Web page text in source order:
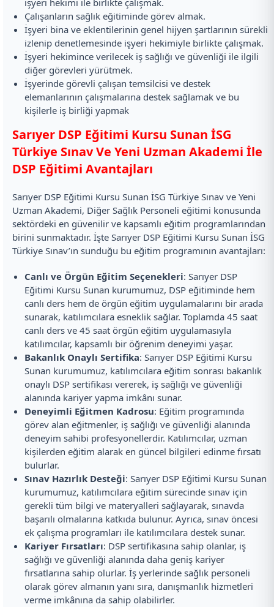
işyeri hekimi ile birlikte çalışmak.
Çalışanların sağlık eğitiminde görev almak.
İşyeri bina ve eklentilerinin genel hijyen şartlarının sürekli
izlenip denetlemesinde işyeri hekimiyle birlikte çalışmak.
İşyeri hekimince verilecek iş sağlığı ve güvenliği ile ilgili
diğer görevleri yürütmek.
İşyerinde görevli çalışan temsilcisi ve destek
elemanlarının çalışmalarına destek sağlamak ve bu
kişilerle iş birliği yapmak
Sarıyer DSP Eğitimi Kursu Sunan İSG
Türkiye Sınav Ve Yeni Uzman Akademi İle
DSP Eğitimi Avantajları
Sarıyer DSP Eğitimi Kursu Sunan İSG Türkiye Sınav ve Yeni
Uzman Akademi, Diğer Sağlık Personeli eğitimi konusunda
sektördeki en güvenilir ve kapsamlı eğitim programlarından
birini sunmaktadır. İşte Sarıyer DSP Eğitimi Kursu Sunan İSG
Türkiye Sınav’ın sunduğu bu eğitim programının avantajları:
Canlı ve Örgün Eğitim Seçenekleri: Sarıyer DSP
Eğitimi Kursu Sunan kurumumuz, DSP eğitiminde hem
canlı ders hem de örgün eğitim uygulamalarını bir arada
sunarak, katılımcılara esneklik sağlar. Toplamda 45 saat
canlı ders ve 45 saat örgün eğitim uygulamasıyla
katılımcılar, kapsamlı bir öğrenim deneyimi yaşar.
Bakanlık Onaylı Sertifika: Sarıyer DSP Eğitimi Kursu
Sunan kurumumuz, katılımcılara eğitim sonrası bakanlık
onaylı DSP sertifikası vererek, iş sağlığı ve güvenliği
alanında kariyer yapma imkânı sunar.
Deneyimli Eğitmen Kadrosu: Eğitim programında
görev alan eğitmenler, iş sağlığı ve güvenliği alanında
deneyim sahibi profesyonellerdir. Katılımcılar, uzman
kişilerden eğitim alarak en güncel bilgileri edinme fırsatı
bulurlar.
Sınav Hazırlık Desteği: Sarıyer DSP Eğitimi Kursu Sunan
kurumumuz, katılımcılara eğitim sürecinde sınav için
gerekli tüm bilgi ve materyalleri sağlayarak, sınavda
başarılı olmalarına katkıda bulunur. Ayrıca, sınav öncesi
ek çalışma programları ile katılımcılara destek sunar.
Kariyer Fırsatları: DSP sertifikasına sahip olanlar, iş
sağlığı ve güvenliği alanında daha geniş kariyer
fırsatlarına sahip olurlar. İş yerlerinde sağlık personeli
olarak görev almanın yanı sıra, danışmanlık hizmetleri
verme imkânına da sahip olabilirler.